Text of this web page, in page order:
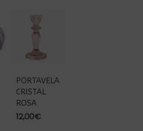
PORTAVELA
CRISTAL
ROSA
12,00€